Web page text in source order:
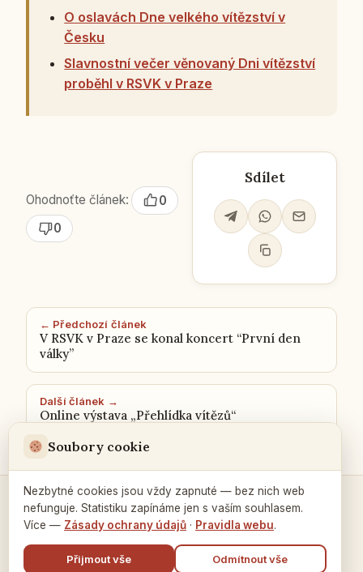
O oslavách Dne velkého vítězství v
Česku
Slavnostní večer věnovaný Dni vítězství
proběhl v RSVK v Praze
Ohodnoťte článek:
0
0
Sdílet
← Předchozí článek
V RSVK v Praze se konal koncert “První den
války”
Další článek →
Online výstava „Přehlídka vítězů“
Kontakty a spojení →
Soubory cookie
Nezbytné cookies jsou vždy zapnuté — bez nich web
nefunguje. Statistiku zapínáme jen s vaším souhlasem.
Více — Zásady ochrany údajů · Pravidla webu.
Přijmout vše Odmítnout vše